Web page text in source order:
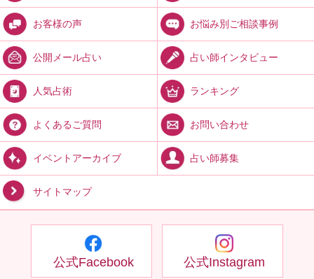
お客様の声 お悩み別ご相談事例
公開メール占い 占い師インタビュー
人気占術 ランキング
よくあるご質問 お問い合わせ
イベントアーカイブ 占い師募集
サイトマップ
公式Facebook 公式Instagram